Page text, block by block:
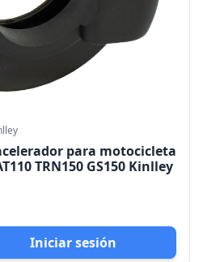
para motocicleta
TRN150 GS150 Kinlley
Iniciar sesión